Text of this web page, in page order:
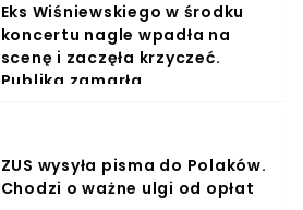
Eks Wiśniewskiego w środku
koncertu nagle wpadła na
scenę i zaczęła krzyczeć.
Publika zamarła
ZUS wysyła pisma do Polaków.
Chodzi o ważne ulgi od opłat